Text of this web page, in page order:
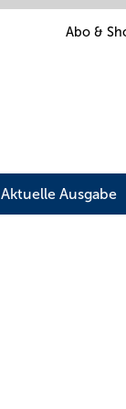
Abo &
Aktuelle Ausgabe